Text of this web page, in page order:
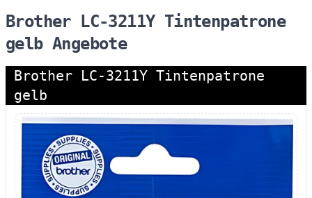
Brother LC-3211Y Tintenpatrone
gelb Angebote
Brother LC-3211Y Tintenpatrone
gelb